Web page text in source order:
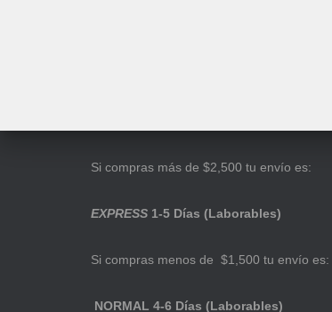
Si compras más de $2,500 tu envío es:
EXPRESS 1-5 Días (Laborables)
Si compras menos de $1,500 tu envío es:
NORMAL 4-6 Días (Laborables)